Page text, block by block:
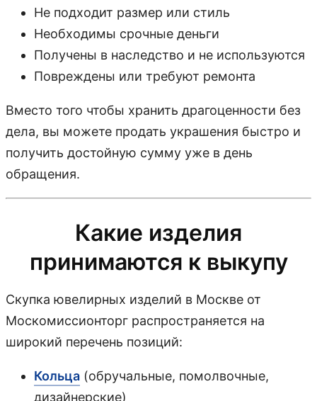
Не подходит размер или стиль
Необходимы срочные деньги
Получены в наследство и не используются
Повреждены или требуют ремонта
Вместо того чтобы хранить драгоценности без
дела, вы можете продать украшения быстро и
получить достойную сумму уже в день
обращения.
Какие изделия
принимаются к выкупу
Скупка ювелирных изделий в Москве от
Москомиссионторг распространяется на
широкий перечень позиций:
Кольца (обручальные, помолвочные,
дизайнерские)